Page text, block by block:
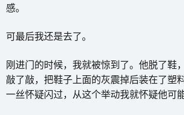
感。
可最后我还是去了。
刚进门的时候，我就被惊到了。他脱了鞋
敲了敲，把鞋子上面的灰震掉后装在了塑
一丝怀疑闪过，从这个举动我就怀疑他可